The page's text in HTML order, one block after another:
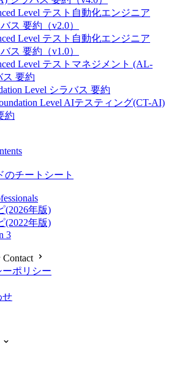
Level テスト自動化エンジニア
ス 要約（v2.0）
Level テスト自動化エンジニア
ス 要約（v1.0）
Level テストマネジメント (AL-
ス 要約
Level シラバス 要約
Level AIテスティング(CT-AI)
約
のチートシート
(2026年版)
(2022年版)
3
ポリシー
せ